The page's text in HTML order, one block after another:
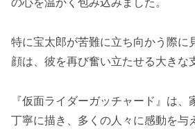
の心を温かく包み込みました。
特に宝太郎が苦難に立ち向かう際に
顔は、彼を再び奮い立たせる大きな
『仮面ライダーガッチャード』は、
丁寧に描き、多くの人々に感動を与